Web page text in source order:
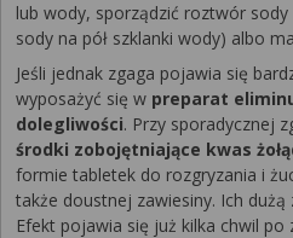
lub wody, sporządzić roztwór sody
sody na pół szklanki wody) albo
Jeśli jednak zgaga pojawia się
wyposażyć się w preparat
dolegliwości. Przy sporadycznej
środki zobojętniające kwas
formie tabletek do rozgryzania i
także doustnej zawiesiny. Ich dużą
Efekt pojawia się już kilka chwil po